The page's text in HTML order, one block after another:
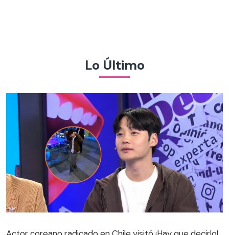
Lo Último
y sorprendió al bailar cueca